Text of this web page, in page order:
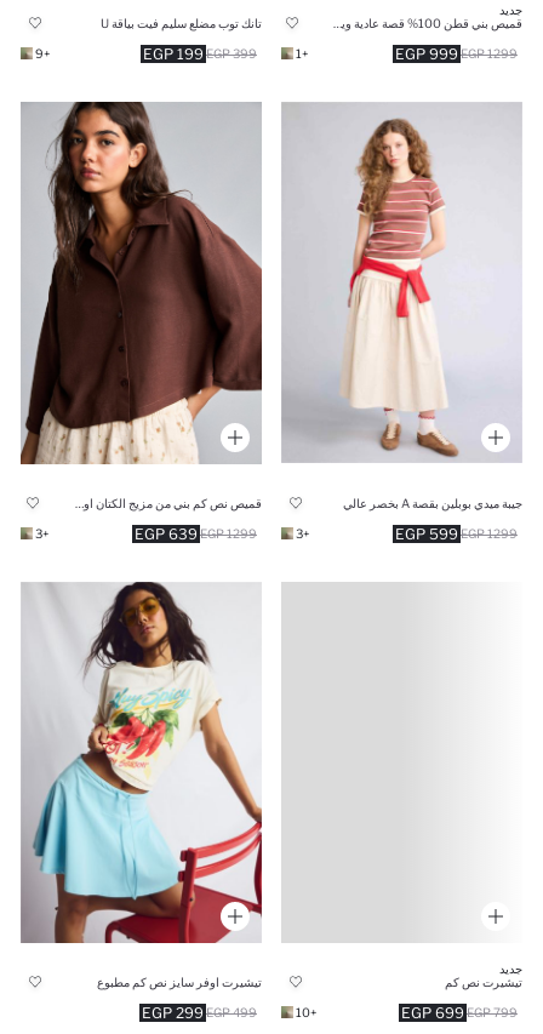
جديد
999 EGP 1299 EGP
+1
تانك توب مضلع سليم فيت بياقة U
199 EGP 399 EGP
+9
جيبة ميدي بوبلين بقصة A بخصر عالي
599 EGP 1299 EGP
+3
639 EGP 1299 EGP
+3
جديد
تيشيرت نص كم
699 EGP 799 EGP
+10
تيشيرت اوفر سايز نص كم مطبوع
299 EGP 499 EGP